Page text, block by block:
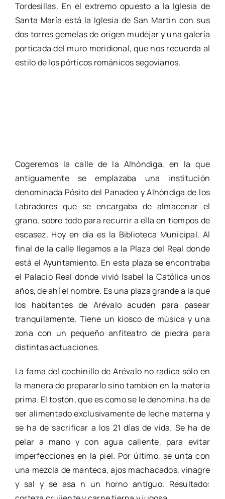
Tordesillas. En el extremo opuesto a la Iglesia de
Santa María está la Iglesia de San Martín con sus
dos torres gemelas de origen mudéjar y una galería
porticada del muro meridional, que nos recuerda al
estilo de los pórticos románicos segovianos.
Cogeremos la calle de la Alhóndiga, en la que
antiguamente se emplazaba una institución
denominada Pósito del Panadeo y Alhóndiga de los
Labradores que se encargaba de almacenar el
grano, sobre todo para recurrir a ella en tiempos de
escasez. Hoy en día es la Biblioteca Municipal. Al
final de la calle llegamos a la Plaza del Real donde
está el Ayuntamiento. En esta plaza se encontraba
el Palacio Real donde vivió Isabel la Católica unos
años, de ahí el nombre. Es una plaza grande a la que
los habitantes de Arévalo acuden para pasear
tranquilamente. Tiene un kiosco de música y una
zona con un pequeño anfiteatro de piedra para
distintas actuaciones.
La fama del cochinillo de Arévalo no radica sólo en
la manera de prepararlo sino también en la materia
prima. El tostón, que es como se le denomina, ha de
ser alimentado exclusivamente de leche materna y
se ha de sacrificar a los 21 días de vida. Se ha de
pelar a mano y con agua caliente, para evitar
imperfecciones en la piel. Por último, se unta con
una mezcla de manteca, ajos machacados, vinagre
y sal y se asa n un horno antiguo. Resultado: